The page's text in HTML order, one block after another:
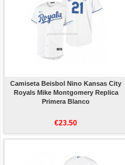
Camiseta Beisbol Nino Kansas City
Royals Mike Montgomery Replica
Primera Blanco
€23.50